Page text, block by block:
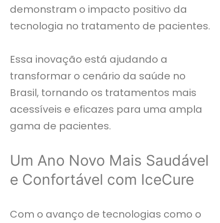
demonstram o impacto positivo da
tecnologia no tratamento de pacientes.
Essa inovação está ajudando a
transformar o cenário da saúde no
Brasil, tornando os tratamentos mais
acessíveis e eficazes para uma ampla
gama de pacientes.
Um Ano Novo Mais Saudável
e Confortável com IceCure
Com o avanço de tecnologias como o